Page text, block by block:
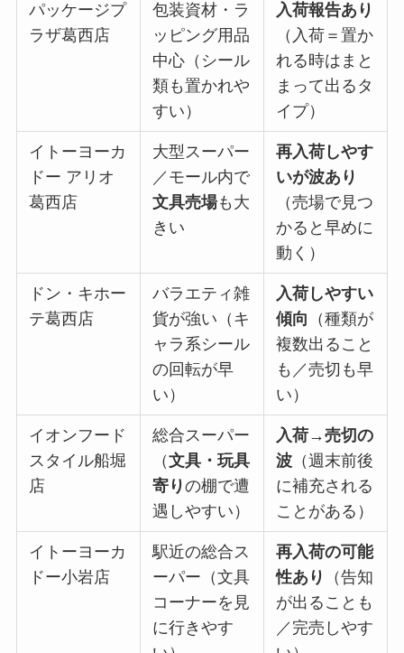
パッケージプ
ラザ葛西店
包装資材・ラ
ッピング用品
中心（シール
類も置かれや
すい）
入荷報告あり
（入荷＝置か
れる時はまと
まって出るタ
イプ）
イトーヨーカ
ドー アリオ
葛西店
大型スーパー
／モール内で
文具売場も大
きい
再入荷しやす
いが波あり
（売場で見つ
かると早めに
動く）
ドン・キホー
テ葛西店
バラエティ雑
貨が強い（キ
ャラ系シール
の回転が早
い）
入荷しやすい
傾向
（種類が
複数出ること
も／売切も早
い）
イオンフード
スタイル船堀
店
総合スーパー
（文具・玩具
寄りの棚で遭
遇しやすい）
入荷→売切の
波 （週末前後
に補充される
ことがある）
イトーヨーカ
ドー小岩店
駅近の総合ス
ーパー（文具
コーナーを見
に行きやす
再入荷の可能
性あり
（告知
が出ることも
／完売しやす